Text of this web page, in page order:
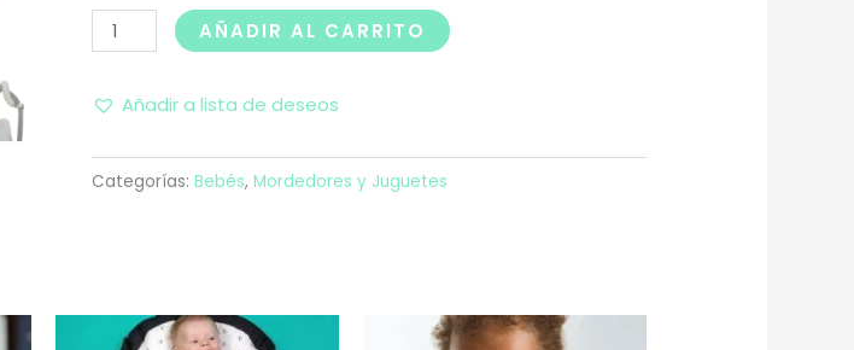
AÑADIR AL CARRITO
Añadir a lista de deseos
Categorías: Bebés, Mordedores y Juguetes